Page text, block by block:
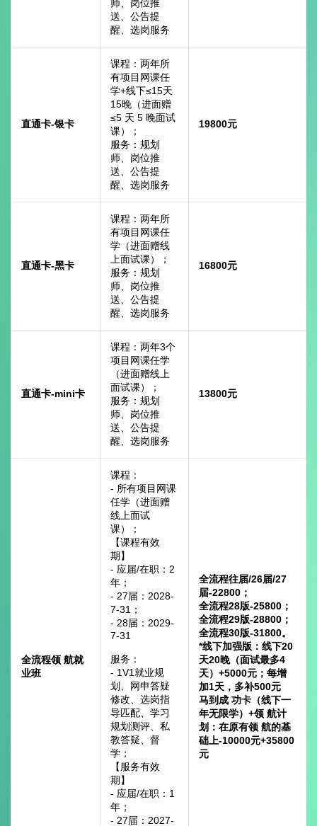
师、岗位推
送、公告提
醒、选岗服务
直通卡-银卡
课程：两年所
有项目网课任
学+线下≤15天
15晚（进面赠
≤5 天 5 晚面试
课）；
服务：规划
师、岗位推
送、公告提
醒、选岗服务
19800元
直通卡-黑卡
课程：两年所
有项目网课任
学（进面赠线
上面试课）；
服务：规划
师、岗位推
送、公告提
醒、选岗服务
16800元
直通卡-mini卡
课程：两年3个
项目网课任学
（进面赠线上
面试课）；
服务：规划
师、岗位推
送、公告提
醒、选岗服务
13800元
全流程领 航就
业班
课程：
- 所有项目网课
任学（进面赠
线上面试
课）；
【课程有效
期】
- 应届/在职：2
年；
- 27届：2028-
7-31；
- 28届：2029-
7-31
服务：
- 1V1就业规
划、网申答疑
修改、选岗指
导匹配、学习
规划测评、私
教答疑、督
学；
【服务有效
期】
- 应届/在职：1
年；
- 27届：2027-
全流程往届/26届/27
届-22800；
全流程28版-25800；
全流程29版-28800；
全流程30版-31800。
*线下加强版：线下20
天20晚（面试最多4
天）+5000元；每增
加1天，多补500元
马到成 功卡（线下一
年无限学）+领 航计
划：在原有领 航的基
础上-10000元+35800
元